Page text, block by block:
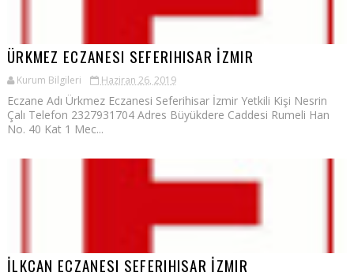
ÜRKMEZ ECZANESI SEFERIHISAR İZMIR
Kurum Bilgileri Haziran 26, 2019
Eczane Adı Ürkmez Eczanesi Seferihisar İzmir Yetkili Kişi Nesrin
Çalı Telefon 2327931704 Adres Büyükdere Caddesi Rumeli Han
No. 40 Kat 1 Mec...
İLKCAN ECZANESI SEFERIHISAR İZMIR